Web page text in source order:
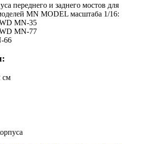
переднего и заднего мостов для
MN MODEL масштаба 1/16:
MN-35
MN-77
66
см